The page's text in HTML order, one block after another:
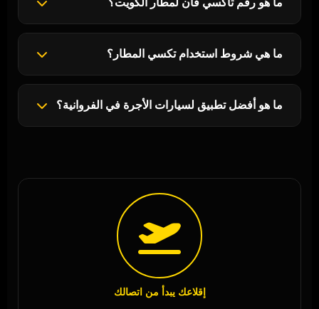
ما هو رقم تاكسي فان لمطار الكويت؟
ما هي شروط استخدام تكسي المطار؟
ما هو أفضل تطبيق لسيارات الأجرة في الفروانية؟
إقلاعك يبدأ من اتصالك